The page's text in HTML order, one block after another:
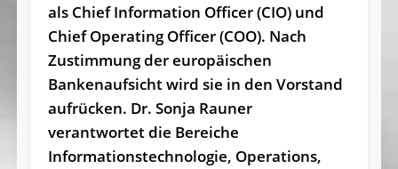
als Chief Information Officer (CIO) und
Chief Operating Officer (COO). Nach
Zustimmung der europäischen
Bankenaufsicht wird sie in den Vorstand
aufrücken. Dr. Sonja Rauner
verantwortet die Bereiche
Informationstechnologie, Operations,